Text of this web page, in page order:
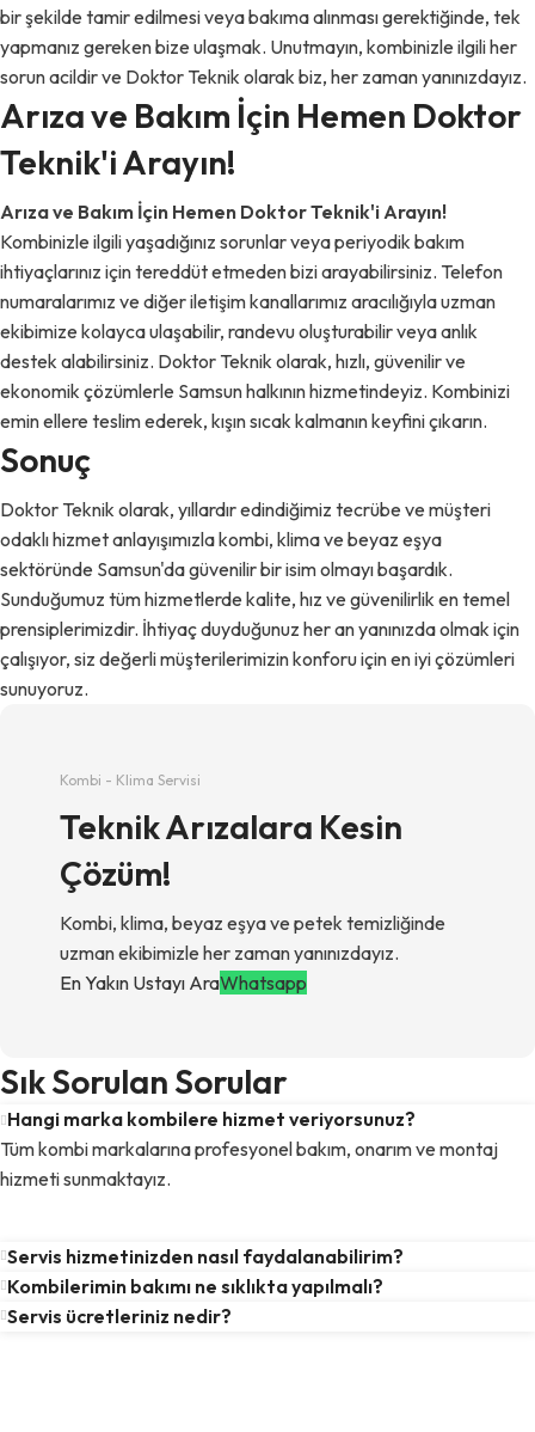
bir şekilde tamir edilmesi veya bakıma alınması gerektiğinde, tek
yapmanız gereken bize ulaşmak. Unutmayın, kombinizle ilgili her
sorun acildir ve Doktor Teknik olarak biz, her zaman yanınızdayız.
Arıza ve Bakım İçin Hemen Doktor
Teknik'i Arayın!
Arıza ve Bakım İçin Hemen Doktor Teknik'i Arayın!
Kombinizle ilgili yaşadığınız sorunlar veya periyodik bakım
ihtiyaçlarınız için tereddüt etmeden bizi arayabilirsiniz. Telefon
numaralarımız ve diğer iletişim kanallarımız aracılığıyla uzman
ekibimize kolayca ulaşabilir, randevu oluşturabilir veya anlık
destek alabilirsiniz. Doktor Teknik olarak, hızlı, güvenilir ve
ekonomik çözümlerle Samsun halkının hizmetindeyiz. Kombinizi
emin ellere teslim ederek, kışın sıcak kalmanın keyfini çıkarın.
Sonuç
Doktor Teknik olarak, yıllardır edindiğimiz tecrübe ve müşteri
odaklı hizmet anlayışımızla kombi, klima ve beyaz eşya
sektöründe Samsun'da güvenilir bir isim olmayı başardık.
Sunduğumuz tüm hizmetlerde kalite, hız ve güvenilirlik en temel
prensiplerimizdir. İhtiyaç duyduğunuz her an yanınızda olmak için
çalışıyor, siz değerli müşterilerimizin konforu için en iyi çözümleri
sunuyoruz.
Kombi - Klima Servisi
Teknik Arızalara Kesin
Çözüm!
Kombi, klima, beyaz eşya ve petek temizliğinde
uzman ekibimizle her zaman yanınızdayız.
En Yakın Ustayı AraWhatsapp
Sık Sorulan Sorular
Hangi marka kombilere hizmet veriyorsunuz?
Tüm kombi markalarına profesyonel bakım, onarım ve montaj
hizmeti sunmaktayız.
Servis hizmetinizden nasıl faydalanabilirim?
Kombilerimin bakımı ne sıklıkta yapılmalı?
Servis ücretleriniz nedir?